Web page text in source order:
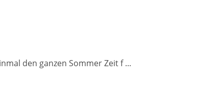
den ganzen Sommer Zeit f ...